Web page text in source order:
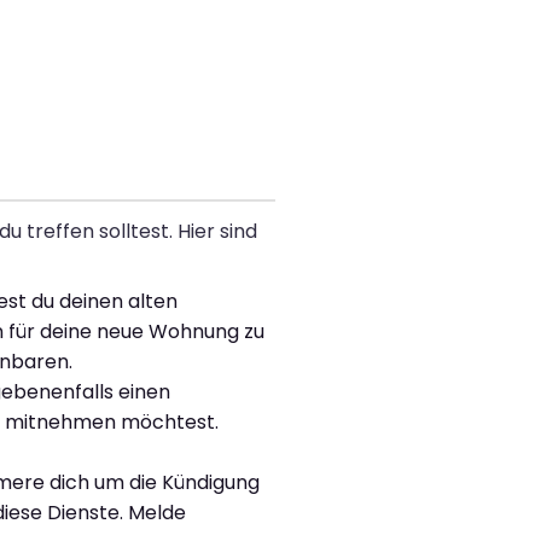
treffen solltest. Hier sind
du deinen alten
deine neue Wohnung zu
einen
mitnehmen möchtest.
dich um die Kündigung
Dienste. Melde